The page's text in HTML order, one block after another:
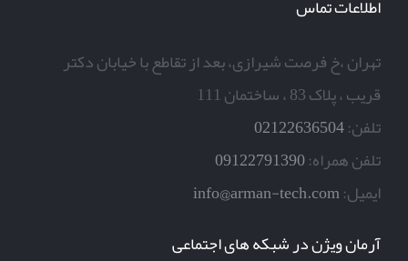
اطلاعات تماس
تهران ،خ فرصت شیرازی، بعد از تقاطع با خیابان دکتر
قریب ، پلاک 83 ، ساختمان 111
تلفن:02122636504
تلفن همراه:09122791390
ایمیل:info@arman-tech.com
آرمان ویژن در شبکه های اجتماعی